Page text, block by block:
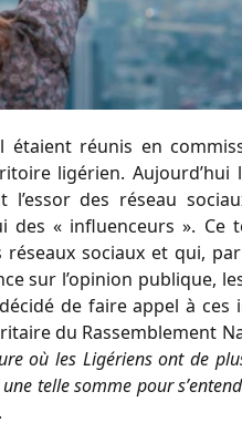
réunis en
ligérien. Aujourd’hui
des réseau
« influenceurs ». Ce
sociaux et qui,
sur l’opinion publique,
de faire appel à
du Rassemblement
où les Ligériens ont de
telle somme pour s’